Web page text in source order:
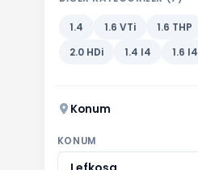
1.4 1.6 VTi 1.6 THP
2.0 HDi
1.4 I4 1.6 I4
Konum
KONUM